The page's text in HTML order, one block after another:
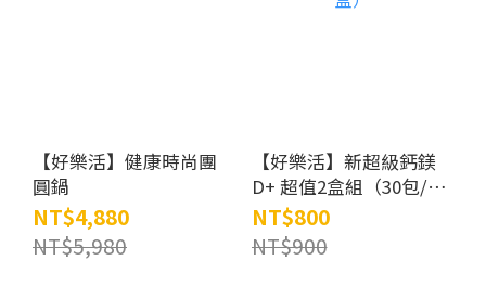
【好樂活】健康時尚團
圓鍋
NT$4,880
NT$5,980
【好樂活】新超級鈣鎂
D+ 超值2盒組（30包/
盒）
NT$800
NT$900